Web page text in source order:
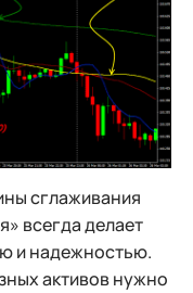
сглаживания
всегда делает
и надежностью.
активов нужно